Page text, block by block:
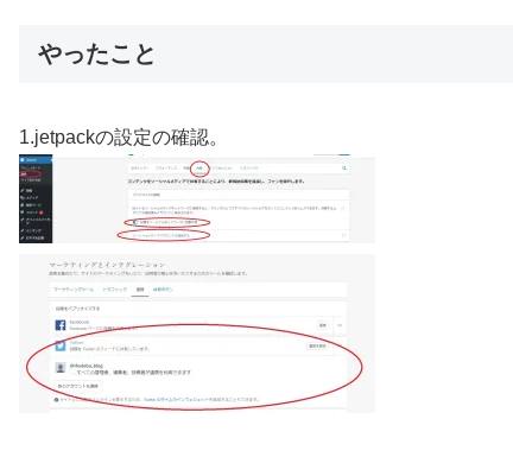
やったこと
1.jetpackの設定の確認。